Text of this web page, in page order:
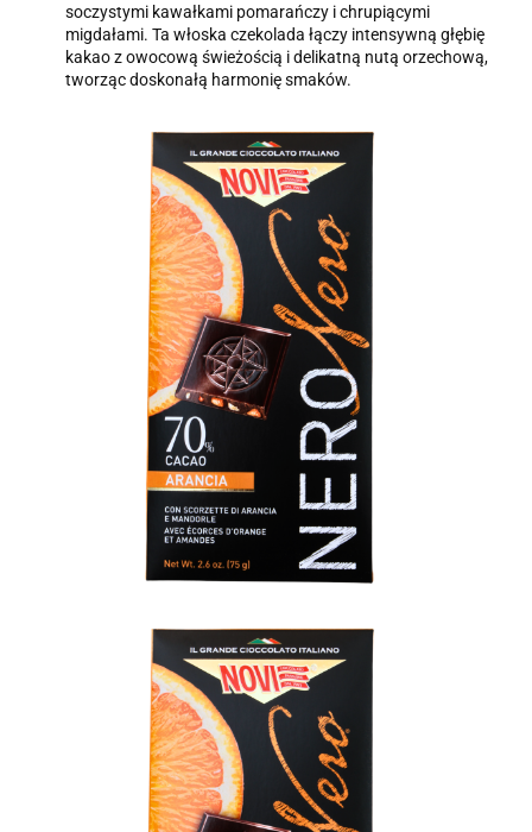
soczystymi kawałkami pomarańczy i chrupiącymi
migdałami. Ta włoska czekolada łączy intensywną głębię
kakao z owocową świeżością i delikatną nutą orzechową,
tworząc doskonałą harmonię smaków.